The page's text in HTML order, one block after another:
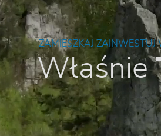
ZAMIESZKAJ ZAINWESTUJ
Właśnie